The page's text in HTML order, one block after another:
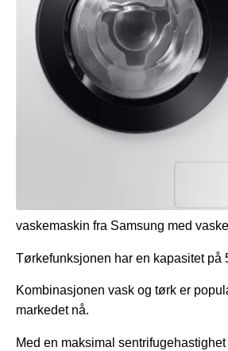
vaskemaskin fra Samsung med
Tørkefunksjonen har en kapasitet på
Kombinasjonen vask og tørk er
markedet nå.
Med en maksimal